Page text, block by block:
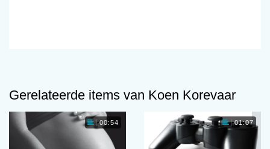
Gerelateerde items van Koen Korevaar
00:54 01:07